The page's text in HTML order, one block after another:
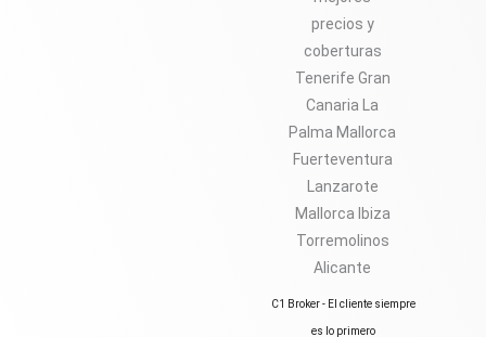
C1 Broker - El cliente siempre
es lo primero